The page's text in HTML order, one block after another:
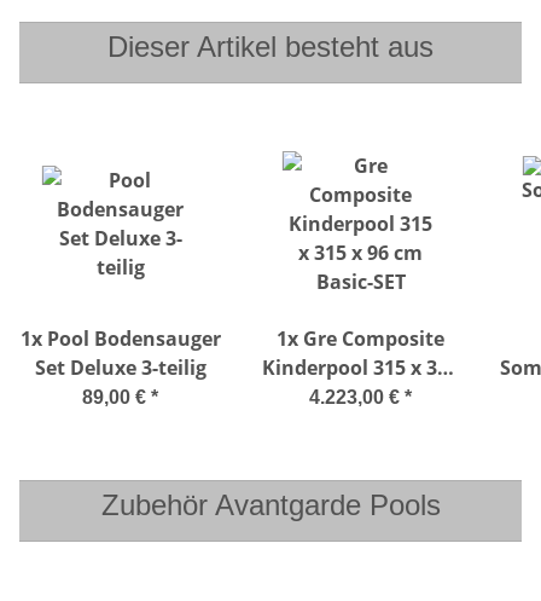
Dieser Artikel besteht aus
1x Pool Bodensauger
Set Deluxe 3-teilig
89,00 € *
1x Gre Composite
Kinderpool 315 x 315
x 96 cm Basic-SET
4.223,00 € *
Zubehör Avantgarde Pools